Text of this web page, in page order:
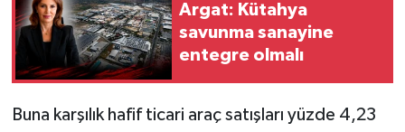
Argat: Kütahya
savunma sanayine
entegre olmalı
Buna karşılık hafif ticari araç satışları yüzde 4,23
Otomobil
Pazarlar